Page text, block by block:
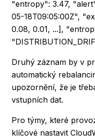
"entropy": 3.47,
05-18T09:05:00Z",
0.08, 0.01, ...],
Druhý záznam by v
automatický
upozornění, že je
vstupních dat.
Pro týmy, které
klíčové nastavit